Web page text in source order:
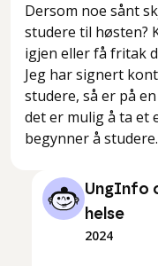
Dersom noe sånt
studere til høsten?
igjen eller få fritak
Jeg har signert
studere, så er på
det er mulig å ta et
begynner å
UngInfo
helse
2024